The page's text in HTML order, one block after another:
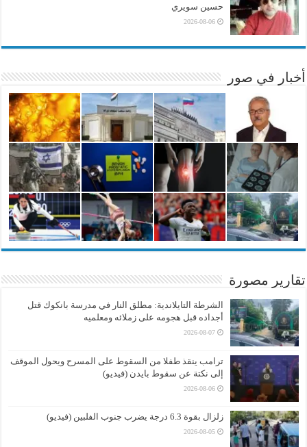
حسين سويري
2026-08-06
أخبار في صور
تقارير مصورة
الشرطة التايلاندية: مطلق النار في مدرسة بانكوك قتل
أجداده قبل هجومه على زملائه ومعلميه
2026-08-07
ترامب ينقذ طفلا من السقوط على المسرح ويحول الموقف
إلى نكتة عن سقوط بايدن (فيديو)
2026-08-06
زلزال بقوة 6.3 درجة يضرب جنوب الفلبين (فيديو)
2026-08-05